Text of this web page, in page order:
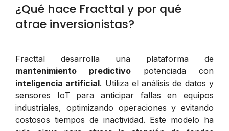
¿Qué hace Fracttal y por qué
atrae inversionistas?
Fracttal desarrolla una plataforma de
mantenimiento predictivo potenciada con
inteligencia artificial. Utiliza el análisis de datos y
sensores IoT para anticipar fallas en equipos
industriales, optimizando operaciones y evitando
costosos tiempos de inactividad. Este modelo ha